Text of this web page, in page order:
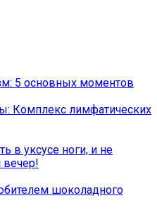
5 основных моментов
Комплекс лимфатических
в уксусе ноги, и не
вечер!
шоколадного